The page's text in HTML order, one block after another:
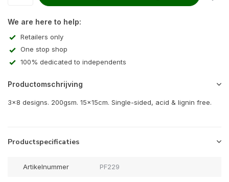
We are here to help:
Retailers only
One stop shop
100% dedicated to independents
Productomschrijving
3x8 designs. 200gsm. 15x15cm. Single-sided, acid & lignin free.
Productspecificaties
Artikelnummer PF229